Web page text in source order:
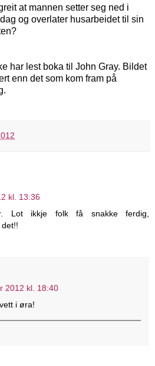
at mannen setter seg ned i
og overlater husarbeidet til sin
har lest boka til John Gray. Bildet
enn det som kom fram på
kl. 13:36
Lot ikkje folk få snakke ferdig,
2012 kl. 18:40
i øra!